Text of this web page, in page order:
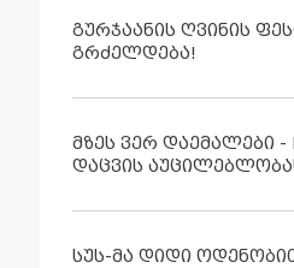
გურჯაანის ღვინის
გრძელდება!
მზეს ვერ დაემალები -
დაცვის
სუს-მა დიდი